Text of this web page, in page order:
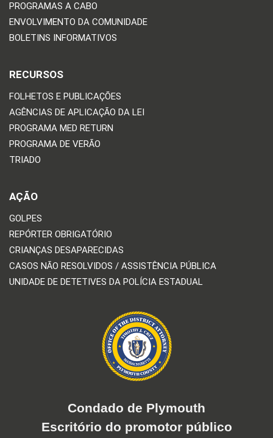
PROGRAMAS A CABO
ENVOLVIMENTO DA COMUNIDADE
BOLETINS INFORMATIVOS
RECURSOS
FOLHETOS E PUBLICAÇÕES
AGÊNCIAS DE APLICAÇÃO DA LEI
PROGRAMA MED RETURN
PROGRAMA DE VERÃO
TRIADO
AÇÃO
GOLPES
REPÓRTER OBRIGATÓRIO
CRIANÇAS DESAPARECIDAS
CASOS NÃO RESOLVIDOS / ASSISTÊNCIA PÚBLICA
UNIDADE DE DETETIVES DA POLÍCIA ESTADUAL
Condado de Plymouth
Escritório do promotor público